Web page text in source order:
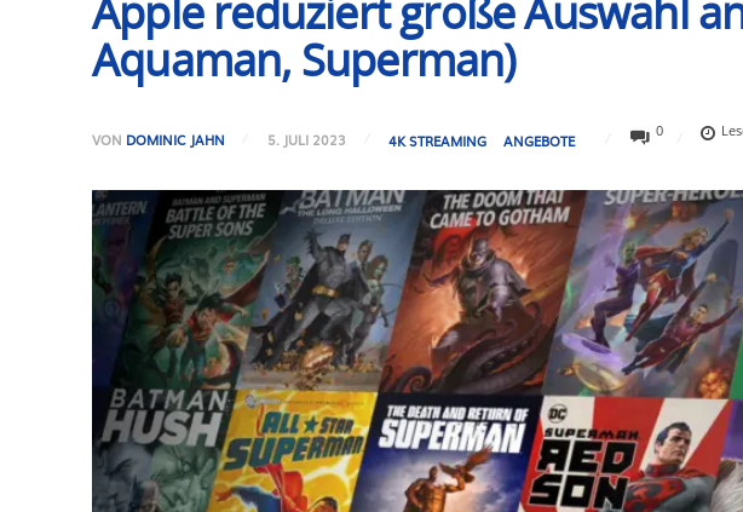
Apple reduziert große Auswahl
Aquaman, Superman)
VON DOMINIC JAHN 5. JULI 2023 4K STREAMING ANGEBOTE
0